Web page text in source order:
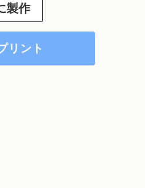
製作
リント